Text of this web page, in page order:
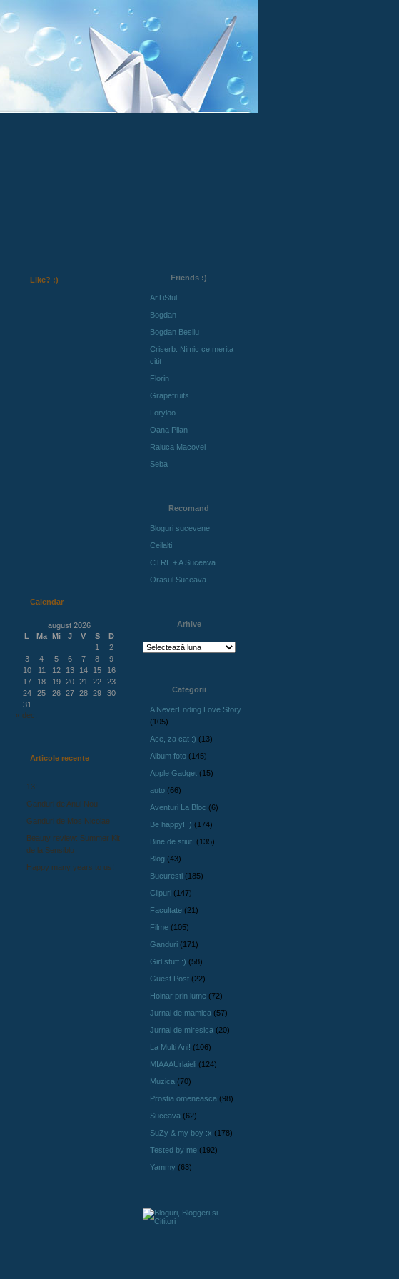
Like? :)
Calendar
august 2026
L
Ma Mi J V S
D
1
2
3
4 5 6 7 8
9
10
11 12 13 14 15
16
17
18 19 20 21 22
23
24
25 26 27 28 29
30
31
« dec.
Articole recente
13!
Ganduri de Anul Nou
Ganduri de Mos Nicolae
Beauty review: Summer Kit
de la Sensiblu
Happy many years to us!
Friends :)
ArTiStul
Bogdan
Bogdan Besliu
Criserb: Nimic ce merita
citit
Florin
Grapefruits
Loryloo
Oana Plian
Raluca Macovei
Seba
Recomand
Bloguri sucevene
Ceilalti
CTRL + A Suceava
Orasul Suceava
Arhive
Categorii
A NeverEnding Love Story
(105)
Ace, za cat :) (13)
Album foto (145)
Apple Gadget (15)
auto (66)
Aventuri La Bloc (6)
Be happy! :) (174)
Bine de stiut! (135)
Blog (43)
Bucuresti (185)
Clipuri (147)
Facultate (21)
Filme (105)
Ganduri (171)
Girl stuff :) (58)
Guest Post (22)
Hoinar prin lume (72)
Jurnal de mamica (57)
Jurnal de miresica (20)
La Multi Ani! (106)
MIAAAUrlaieli (124)
Muzica (70)
Prostia omeneasca (98)
Suceava (62)
SuZy & my boy :x (178)
Tested by me (192)
Yammy (63)